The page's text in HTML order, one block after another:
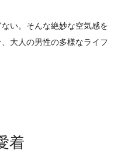
い。そんな絶妙な空気感を
大人の男性の多様なライフ
着